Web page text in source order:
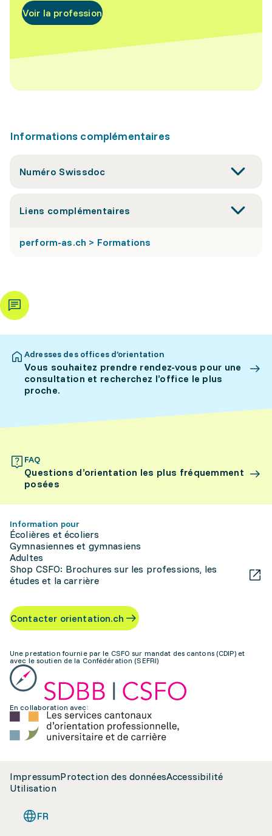
Voir la profession
Informations complémentaires
Numéro Swissdoc
Liens complémentaires
perform-as.ch > Formations
Adresses des offices d’orientation
Vous souhaitez prendre rendez-vous pour une
consultation et recherchez l’office le plus
proche.
FAQ
Questions d’orientation les plus fréquemment
posées
Information pour
Écolières et écoliers
Gymnasiennes et gymnasiens
Adultes
Shop CSFO: Brochures sur les professions, les
études et la carrière
Contacter orientation.ch
Une prestation fournie par le CSFO sur mandat des cantons (CDIP) et
avec le soutien de la Confédération (SEFRI)
En collaboration avec:
ImpressumProtection des donnéesAccessibilité
Utilisation
FR